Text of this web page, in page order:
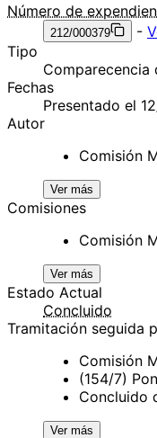
Número de
212/000379 -
Tipo
Comparecencia
Fechas
Presentado el
Autor
Comisión
Ver más
Comisiones
Comisión
Ver más
Estado Actual
Concluido
Tramitación seguida
Comisión
(154/7)
Concluido
Ver más